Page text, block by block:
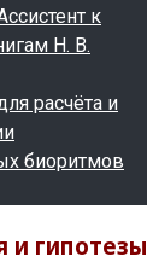
к
Н. В.
расчёта и
биоритмов
и гипотезы